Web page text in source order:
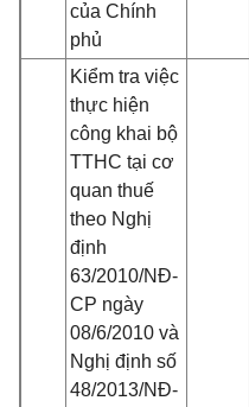
của Chính
phủ
Kiểm tra việc
thực hiện
công khai bộ
TTHC tại cơ
quan thuế
theo Nghị
định
63/2010/NĐ-
CP ngày
08/6/2010 và
Nghị định số
48/2013/NĐ-